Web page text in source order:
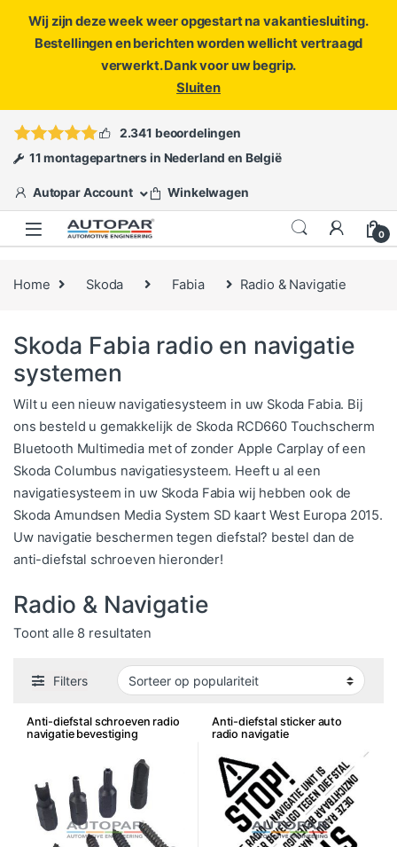
Wij zijn deze week weer opgestart na vakantiesluiting.
Bestellingen en berichten worden wellicht vertraagd
verwerkt. Dank voor uw begrip.
Sluiten
ofopen een ticket
2.341 beoordelingen
11 montagepartners in Nederland en België
Autopar Account Winkelwagen
0
Home Skoda Fabia Radio & Navigatie
Skoda Fabia radio en navigatie
systemen
Wilt u een nieuw navigatiesysteem in uw Skoda Fabia. Bij
ons besteld u gemakkelijk de Skoda RCD660 Touchscherm
Bluetooth Multimedia met of zonder Apple Carplay of een
Skoda Columbus navigatiesysteem. Heeft u al een
navigatiesysteem in uw Skoda Fabia wij hebben ook de
Skoda Amundsen Media System SD kaart West Europa 2015.
Uw navigatie beschermen tegen diefstal? bestel dan de
anti-diefstal schroeven hieronder!
Radio & Navigatie
Toont alle 8 resultatenGesorteerd op populariteit
Filters
Anti-diefstal schroeven radio
navigatie bevestiging
Anti-diefstal sticker auto
radio navigatie